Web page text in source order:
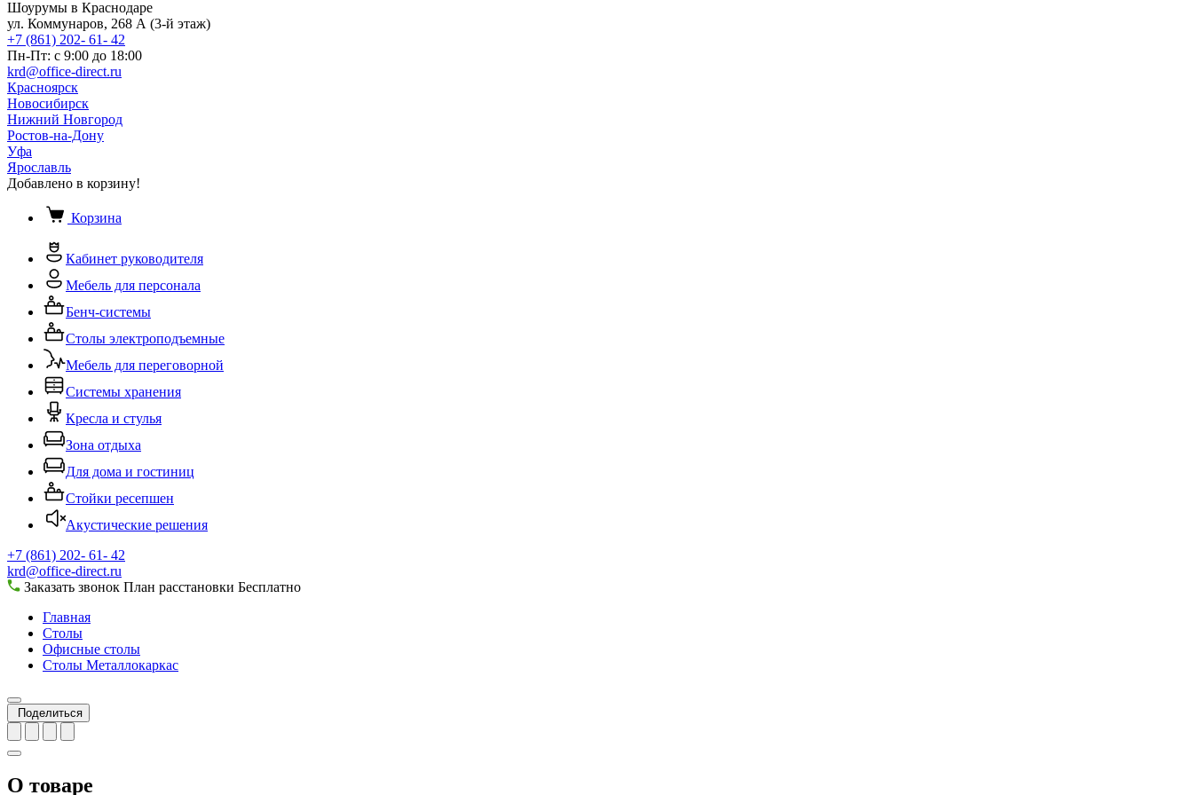
Шоурумы в Краснодаре
ул. Коммунаров, 268 А (3-й этаж)
+7 (861) 202- 61- 42
Пн-Пт: с 9:00 до 18:00
krd@office-direct.ru
Красноярск
Новосибирск
Нижний Новгород
Ростов-на-Дону
Уфа
Ярославль
Добавлено в корзину!
Корзина
Кабинет руководителя
Мебель для персонала
Бенч-системы
Столы электроподъемные
Мебель для переговорной
Системы хранения
Кресла и стулья
Зона отдыха
Для дома и гостиниц
Стойки ресепшен
Акустические решения
+7 (861) 202- 61- 42
krd@office-direct.ru
Заказать звонок План расстановки Бесплатно
Главная
Столы
Офисные столы
Столы Металлокаркас
Поделиться
О товаре